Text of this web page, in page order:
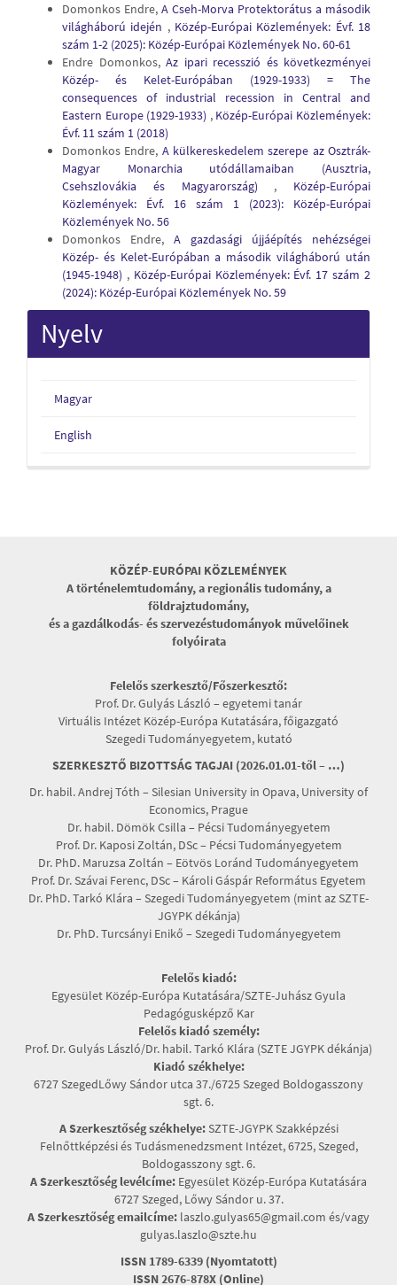
Domonkos Endre, A Cseh-Morva Protektorátus a második
világháború idején , Közép-Európai Közlemények: Évf. 18
szám 1-2 (2025): Közép-Európai Közlemények No. 60-61
Endre Domonkos, Az ipari recesszió és következményei
Közép- és Kelet-Európában (1929-1933) = The
consequences of industrial recession in Central and
Eastern Europe (1929-1933) , Közép-Európai Közlemények:
Évf. 11 szám 1 (2018)
Domonkos Endre, A külkereskedelem szerepe az Osztrák-
Magyar Monarchia utódállamaiban (Ausztria,
Csehszlovákia és Magyarország) , Közép-Európai
Közlemények: Évf. 16 szám 1 (2023): Közép-Európai
Közlemények No. 56
Domonkos Endre, A gazdasági újjáépítés nehézségei
Közép- és Kelet-Európában a második világháború után
(1945-1948) , Közép-Európai Közlemények: Évf. 17 szám 2
(2024): Közép-Európai Közlemények No. 59
Nyelv
Magyar
English
KÖZÉP-EURÓPAI KÖZLEMÉNYEK
A történelemtudomány, a regionális tudomány, a
földrajztudomány,
és a gazdálkodás- és szervezéstudományok művelőinek
folyóirata
Felelős szerkesztő/Főszerkesztő:
Prof. Dr. Gulyás László – egyetemi tanár
Virtuális Intézet Közép-Európa Kutatására, főigazgató
Szegedi Tudományegyetem, kutató
SZERKESZTŐ BIZOTTSÁG TAGJAI (2026.01.01-től – …)
Dr. habil. Andrej Tóth – Silesian University in Opava, University of
Economics, Prague
Dr. habil. Dömök Csilla – Pécsi Tudományegyetem
Prof. Dr. Kaposi Zoltán, DSc – Pécsi Tudományegyetem
Dr. PhD. Maruzsa Zoltán – Eötvös Loránd Tudományegyetem
Prof. Dr. Szávai Ferenc, DSc – Károli Gáspár Református Egyetem
Dr. PhD. Tarkó Klára – Szegedi Tudományegyetem (mint az SZTE-
JGYPK dékánja)
Dr. PhD. Turcsányi Enikő – Szegedi Tudományegyetem
Felelős kiadó:
Egyesület Közép-Európa Kutatására/SZTE-Juhász Gyula
Pedagógusképző Kar
Felelős kiadó személy:
Prof. Dr. Gulyás László/Dr. habil. Tarkó Klára (SZTE JGYPK dékánja)
Kiadó székhelye:
6727 SzegedLőwy Sándor utca 37./6725 Szeged Boldogasszony
sgt. 6.
A Szerkesztőség székhelye:SZTE-JGYPK Szakképzési
Felnőttképzési és Tudásmenedzsment Intézet, 6725, Szeged,
Boldogasszony sgt. 6.
A Szerkesztőség levélcíme: Egyesület Közép-Európa Kutatására
6727 Szeged, Lőwy Sándor u. 37.
A Szerkesztőség emailcíme: laszlo.gulyas65@gmail.com és/vagy
gulyas.laszlo@szte.hu
ISSN 1789-6339 (Nyomtatott)
ISSN 2676-878X (Online)